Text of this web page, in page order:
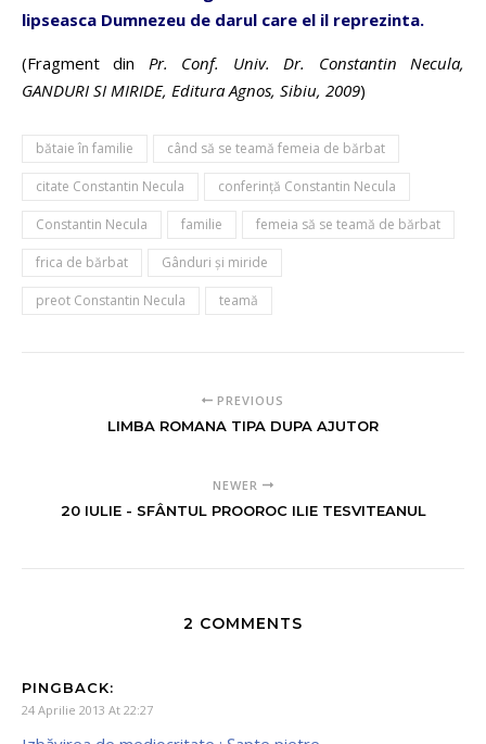
lipseasca Dumnezeu de darul care el il reprezinta.
(Fragment din Pr. Conf. Univ. Dr. Constantin Necula,
GANDURI SI MIRIDE, Editura Agnos, Sibiu, 2009)
bătaie în familie când să se teamă femeia de bărbat
citate Constantin Necula conferință Constantin Necula
Constantin Necula familie femeia să se teamă de bărbat
frica de bărbat Gânduri şi miride
preot Constantin Necula teamă
PREVIOUS
LIMBA ROMANA TIPA DUPA AJUTOR
NEWER
20 IULIE - SFÂNTUL PROOROC ILIE TESVITEANUL
2 COMMENTS
PINGBACK:
24 Aprilie 2013 At 22:27